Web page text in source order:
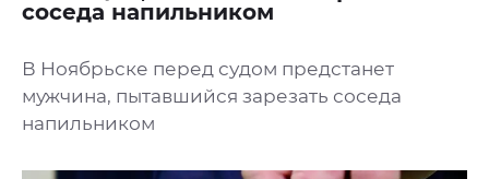
соседа напильником
В Ноябрьске перед судом предстанет
мужчина, пытавшийся зарезать соседа
напильником